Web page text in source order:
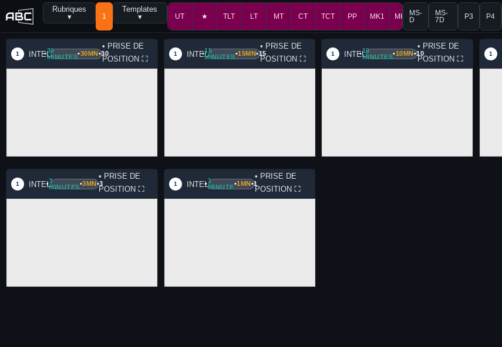
Rubriques
▾
1
Templates
▾
UT ★ TLT LT MT CT TCT PP MK1 MK2 MS-
D
MS-
7D
P3 P4
1 INTEL
•30
MINUTES•30MN•30
• PRISE DE
POSITION⛶
1 INTEL
•15
MINUTES•15MN•15
• PRISE DE
POSITION ⛶
1 INTEL
•10
MINUTES•10MN•10
• PRISE DE
POSITION⛶
1
1 INTEL
•3
MINUTES•3MN•3
• PRISE DE
POSITION ⛶
1 INTEL
•1
MINUTE•1MN•1
• PRISE DE
POSITION ⛶